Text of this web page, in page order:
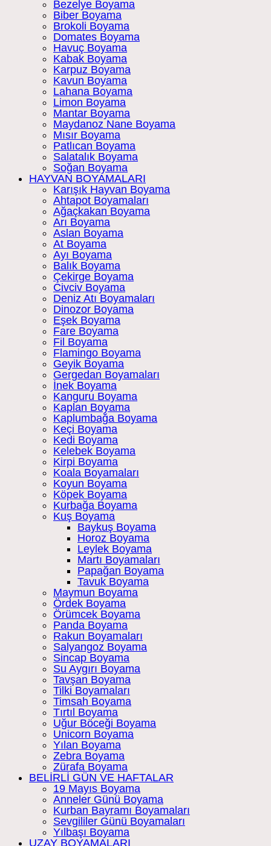
Bezelye Boyama
Biber Boyama
Brokoli Boyama
Domates Boyama
Havuç Boyama
Kabak Boyama
Karpuz Boyama
Kavun Boyama
Lahana Boyama
Limon Boyama
Mantar Boyama
Maydanoz Nane Boyama
Mısır Boyama
Patlıcan Boyama
Salatalık Boyama
Soğan Boyama
HAYVAN BOYAMALARI
Karışık Hayvan Boyama
Ahtapot Boyamaları
Ağaçkakan Boyama
Arı Boyama
Aslan Boyama
At Boyama
Ayı Boyama
Balık Boyama
Çekirge Boyama
Civciv Boyama
Deniz Atı Boyamaları
Dinozor Boyama
Eşek Boyama
Fare Boyama
Fil Boyama
Flamingo Boyama
Geyik Boyama
Gergedan Boyamaları
İnek Boyama
Kanguru Boyama
Kaplan Boyama
Kaplumbağa Boyama
Keçi Boyama
Kedi Boyama
Kelebek Boyama
Kirpi Boyama
Koala Boyamaları
Koyun Boyama
Köpek Boyama
Kurbağa Boyama
Kuş Boyama
Baykuş Boyama
Horoz Boyama
Leylek Boyama
Martı Boyamaları
Papağan Boyama
Tavuk Boyama
Maymun Boyama
Ördek Boyama
Örümcek Boyama
Panda Boyama
Rakun Boyamaları
Salyangoz Boyama
Sincap Boyama
Su Aygırı Boyama
Tavşan Boyama
Tilki Boyamaları
Timsah Boyama
Tırtıl Boyama
Uğur Böceği Boyama
Unicorn Boyama
Yılan Boyama
Zebra Boyama
Zürafa Boyama
BELİRLİ GÜN VE HAFTALAR
19 Mayıs Boyama
Anneler Günü Boyama
Kurban Bayramı Boyamaları
Sevgililer Günü Boyamaları
Yılbaşı Boyama
UZAY BOYAMALARI